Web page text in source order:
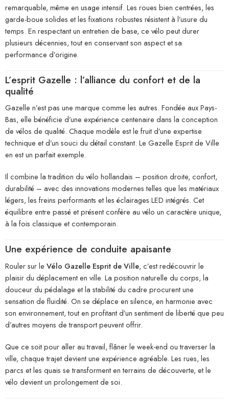
remarquable, même en usage intensif. Les roues bien centrées, les
garde-boue solides et les fixations robustes résistent à l’usure du
temps. En respectant un entretien de base, ce vélo peut durer
plusieurs décennies, tout en conservant son aspect et sa
performance d’origine.
L’esprit Gazelle : l’alliance du confort et de la
qualité
Gazelle n’est pas une marque comme les autres. Fondée aux Pays-
Bas, elle bénéficie d’une expérience centenaire dans la conception
de vélos de qualité. Chaque modèle est le fruit d’une expertise
technique et d’un souci du détail constant. Le Gazelle Esprit de Ville
en est un parfait exemple.
Il combine la tradition du vélo hollandais – position droite, confort,
durabilité – avec des innovations modernes telles que les matériaux
légers, les freins performants et les éclairages LED intégrés. Cet
équilibre entre passé et présent confère au vélo un caractère unique,
à la fois classique et contemporain.
Une expérience de conduite apaisante
Rouler sur le Vélo Gazelle Esprit de Ville, c’est redécouvrir le
plaisir du déplacement en ville. La position naturelle du corps, la
douceur du pédalage et la stabilité du cadre procurent une
sensation de fluidité. On se déplace en silence, en harmonie avec
son environnement, tout en profitant d’un sentiment de liberté que peu
d’autres moyens de transport peuvent offrir.
Que ce soit pour aller au travail, flâner le week-end ou traverser la
ville, chaque trajet devient une expérience agréable. Les rues, les
parcs et les quais se transforment en terrains de découverte, et le
vélo devient un prolongement de soi.